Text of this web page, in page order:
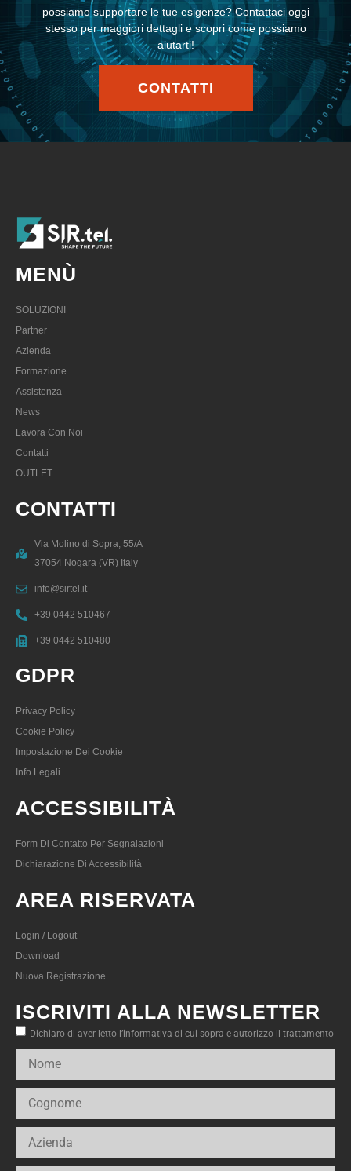
possiamo supportare le tue esigenze? Contattaci oggi
stesso per maggiori dettagli e scopri come possiamo
aiutarti!
CONTATTI
MENÙ
SOLUZIONI
Partner
Azienda
Formazione
Assistenza
News
Lavora Con Noi
Contatti
OUTLET
CONTATTI
Via Molino di Sopra, 55/A
37054 Nogara (VR) Italy
info@sirtel.it
+39 0442 510467
+39 0442 510480
GDPR
Privacy Policy
Cookie Policy
Impostazione Dei Cookie
Info Legali
ACCESSIBILITÀ
Form Di Contatto Per Segnalazioni
Dichiarazione Di Accessibilità
AREA RISERVATA
Login / Logout
Download
Nuova Registrazione
ISCRIVITI ALLA NEWSLETTER
Dichiaro di aver letto l’informativa di cui sopra e autorizzo il trattamento